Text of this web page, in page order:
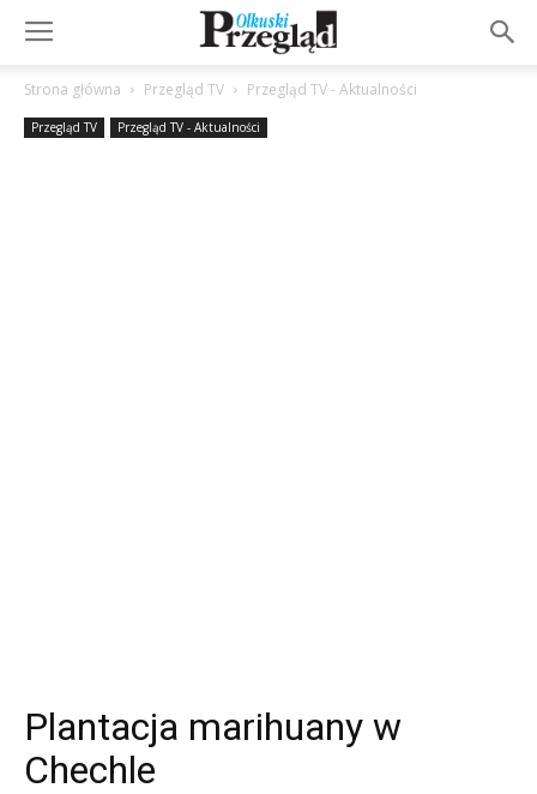
Strona główna Przegląd TV Przegląd TV - Aktualności
Przegląd TV Przegląd TV - Aktualności
Plantacja marihuany w
Chechle